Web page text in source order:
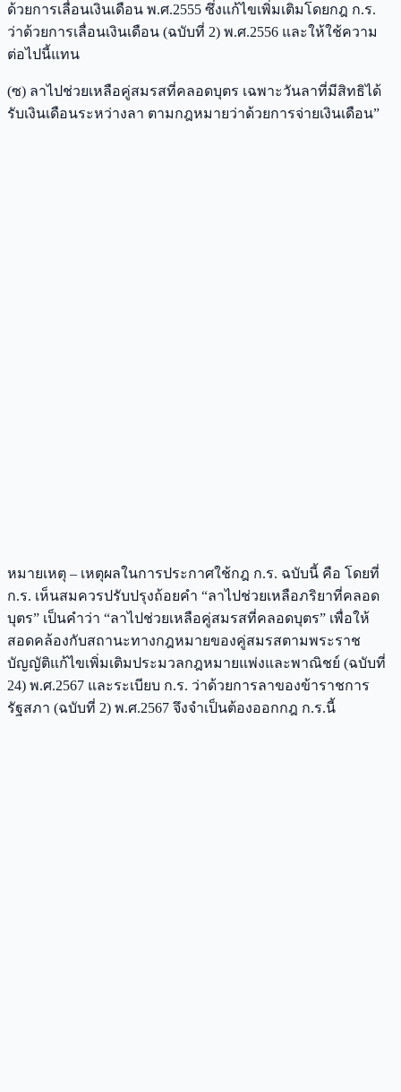
ด้วยการเลื่อนเงินเดือน พ.ศ.2555 ซึ่งแก้ไขเพิ่มเติมโดยกฎ ก.ร.
ว่าด้วยการเลื่อนเงินเดือน (ฉบับที่ 2) พ.ศ.2556 และให้ใช้ความ
ต่อไปนี้แทน
(ซ) ลาไปช่วยเหลือคู่สมรสที่คลอดบุตร เฉพาะวันลาที่มีสิทธิได้
รับเงินเดือนระหว่างลา ตามกฎหมายว่าด้วยการจ่ายเงินเดือน”
หมายเหตุ – เหตุผลในการประกาศใช้กฎ ก.ร. ฉบับนี้ คือ โดยที่
ก.ร. เห็นสมควรปรับปรุงถ้อยคํา “ลาไปช่วยเหลือภริยาที่คลอด
บุตร” เป็นคําว่า “ลาไปช่วยเหลือคู่สมรสที่คลอดบุตร” เพื่อให้
สอดคล้องกับสถานะทางกฎหมายของคู่สมรสตามพระราช
บัญญัติแก้ไขเพิ่มเติมประมวลกฎหมายแพ่งและพาณิชย์ (ฉบับที่
24) พ.ศ.2567 และระเบียบ ก.ร. ว่าด้วยการลาของข้าราชการ
รัฐสภา (ฉบับที่ 2) พ.ศ.2567 จึงจําเป็นต้องออกกฎ ก.ร.นี้